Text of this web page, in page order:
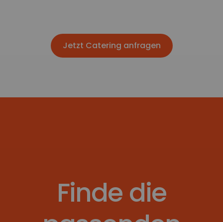
Jetzt Catering anfragen
Jetzt Catering anfragen
Finde die